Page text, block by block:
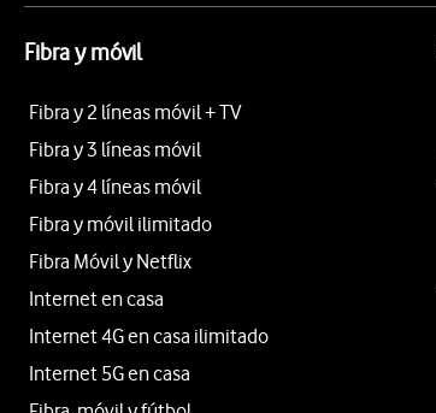
Fibra y móvil
Fibra y 2 líneas móvil + TV
Fibra y 3 líneas móvil
Fibra y 4 líneas móvil
Fibra y móvil ilimitado
Fibra Móvil y Netflix
Internet en casa
Internet 4G en casa ilimitado
Internet 5G en casa